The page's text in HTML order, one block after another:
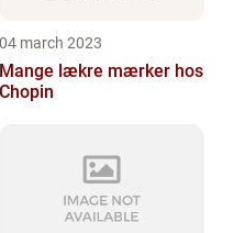
04 march 2023
Mange lækre mærker hos
Chopin